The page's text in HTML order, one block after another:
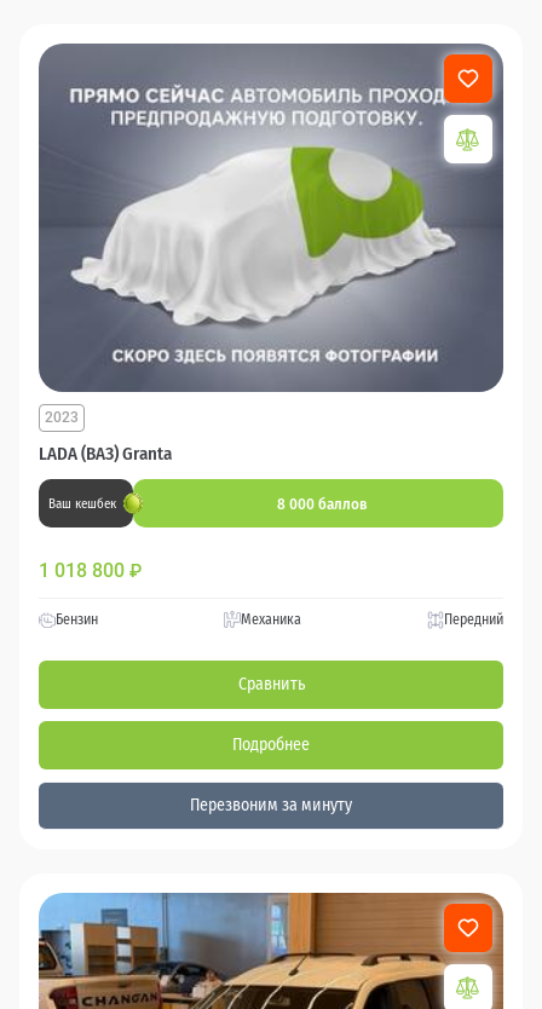
LADA (ВАЗ) Granta
2023
Ваш кешбек 8 000 баллов
1 018 800 ₽
Бензин Механика Передний
Сравнить
Подробнее
Перезвоним за минуту